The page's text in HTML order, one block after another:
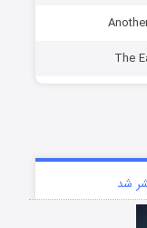
شد